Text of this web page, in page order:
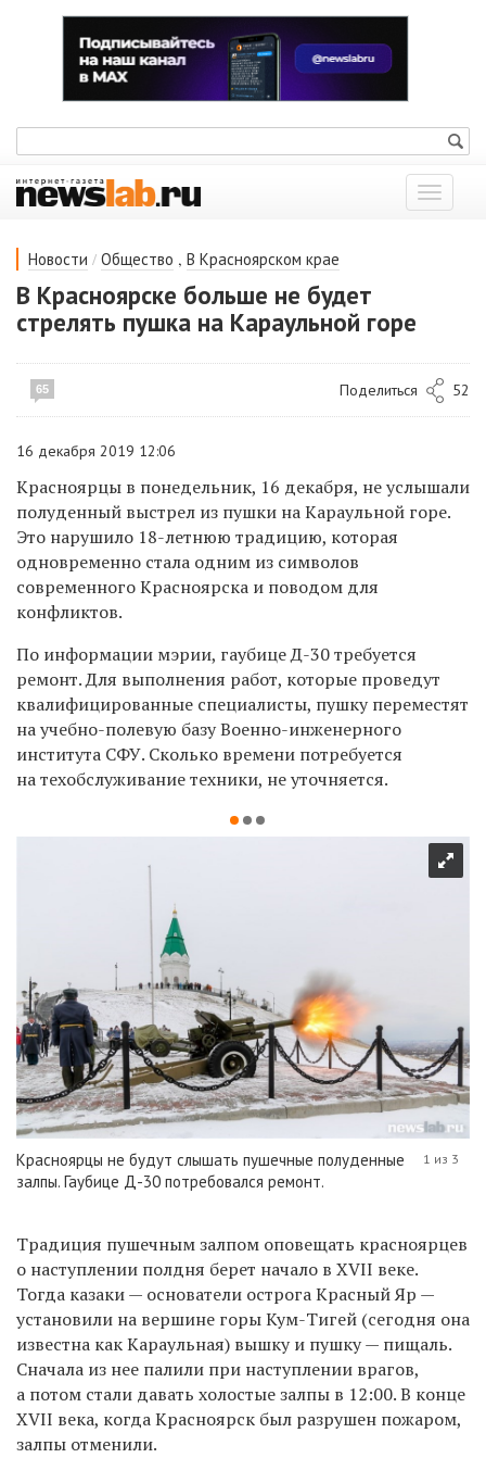
Показать
меню
Новости / Общество , В Красноярском крае
В Красноярске больше не будет
стрелять пушка на Караульной горе
65 Поделиться 52
16 декабря 2019 12:06
Красноярцы в понедельник, 16 декабря, не услышали
полуденный выстрел из пушки на Караульной горе.
Это нарушило 18-летнюю традицию, которая
одновременно стала одним из символов
современного Красноярска и поводом для
конфликтов.
По информации мэрии, гаубице Д-30 требуется
ремонт. Для выполнения работ, которые проведут
квалифицированные специалисты, пушку переместят
на учебно-полевую базу Военно-инженерного
института СФУ. Сколько времени потребуется
на техобслуживание техники, не уточняется.
Красноярцы не будут слышать пушечные полуденные
залпы. Гаубице Д-30 потребовался ремонт.
1 из 3
Традиция пушечным залпом оповещать красноярцев
о наступлении полдня берет начало в XVII веке.
Тогда казаки — основатели острога Красный Яр —
установили на вершине горы Кум-Тигей (сегодня она
известна как Караульная) вышку и пушку — пищаль.
Сначала из нее палили при наступлении врагов,
а потом стали давать холостые залпы в 12:00.В конце
XVII века, когда Красноярск был разрушен пожаром,
залпы отменили.